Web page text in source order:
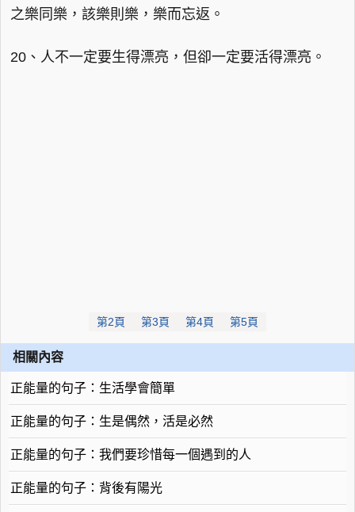
之樂同樂，該樂則樂，樂而忘返。
20、人不一定要生得漂亮，但卻一定要活得漂亮。
第2頁 第3頁 第4頁 第5頁
相關內容
正能量的句子：生活學會簡單
正能量的句子：生是偶然，活是必然
正能量的句子：我們要珍惜每一個遇到的人
正能量的句子：背後有陽光